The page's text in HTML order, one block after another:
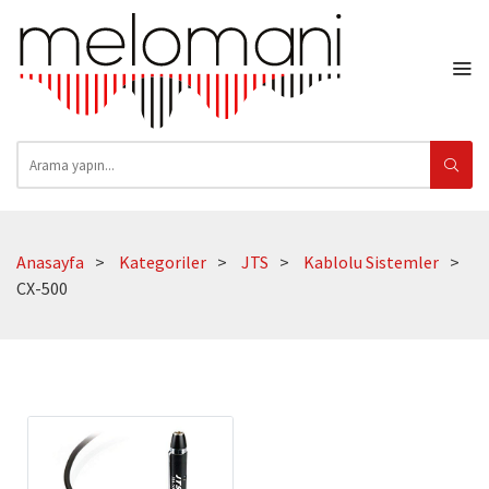
Anasayfa Kategoriler JTS
Kablolu Sistemler
CX-500